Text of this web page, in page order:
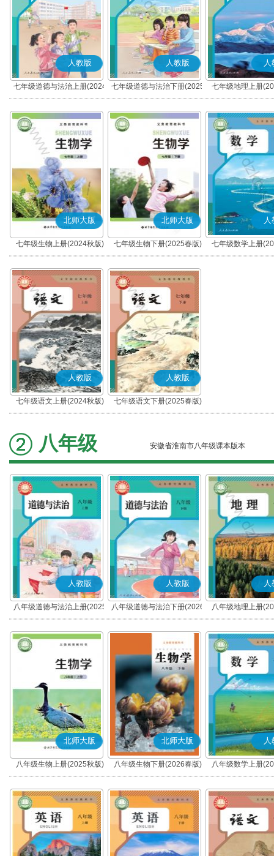
人教版
七年级道德与法治上册(2024
秋版)(部编版)
人教版
七年级道德与法治下册(2025
春版)(部编版)
人
七年级地理上册
北师大版
七年级生物上册(2024秋版)
北师大版
七年级生物下册(2025春版)
人
七年级数学上册
人教版
七年级语文上册(2024秋版)
(部编版)
人教版
七年级语文下册(2025春版)
(部编版)
八年级 安徽省淮南市八年级课本版本
人教版
八年级道德与法治上册(2025
秋版)(部编版)
人教版
八年级道德与法治下册(2026
春版)(部编版)
人
八年级地理上册
北师大版
八年级生物上册(2025秋版)
北师大版
八年级生物下册(2026春版)
人
八年级数学上册